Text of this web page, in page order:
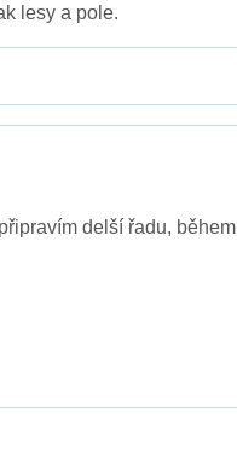
lesy a pole.
delší řadu, během